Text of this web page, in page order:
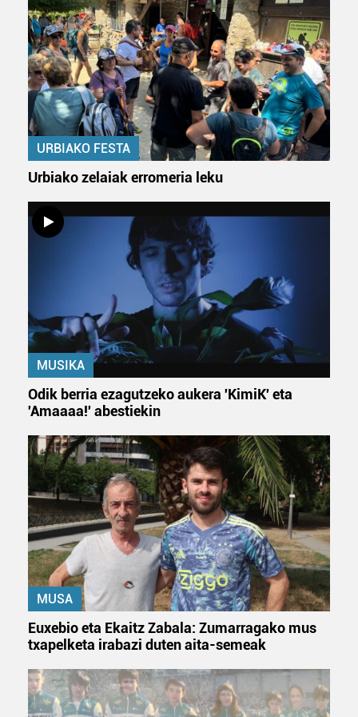
Webgune honek cookie propioak eta hirugarrenen cookie-
fitxategiak erabiltzen ditu. Zure esperientzia eta
zerbitzuak hobetzeko asmoz, cookie teknologiaz
baliatzen gara. Ohar hau onartuz gero, teknologia hori
erabiltzeko baimen esplizitua ematen diguzu.Gehiago
irakurri
URBIAKO FESTA
Urbiako zelaiak erromeria leku
MUSIKA
Odik berria ezagutzeko aukera 'KimiK' eta
'Amaaaa!' abestiekin
MUSA
Euxebio eta Ekaitz Zabala: Zumarragako mus
txapelketa irabazi duten aita-semeak